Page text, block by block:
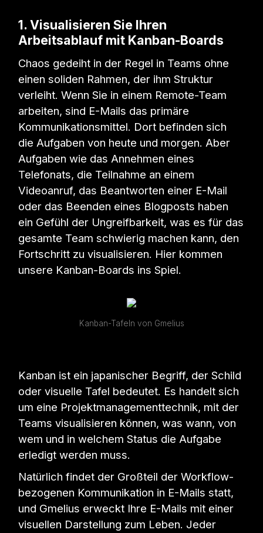
1. Visualisieren Sie Ihren
Arbeitsablauf mit Kanban-Boards
Chaos gedeiht in der Regel in Teams ohne
einen soliden Rahmen, der ihm Struktur
verleiht. Wenn Sie in einem Remote-Team
arbeiten, sind E-Mails das primäre
Kommunikationsmittel. Dort befinden sich
die Aufgaben von heute und morgen. Aber
Aufgaben wie das Annehmen eines
Telefonats, die Teilnahme an einem
Videoanruf, das Beantworten einer E-Mail
oder das Beenden eines Blogposts haben
ein Gefühl der Ungreifbarkeit, was es für das
gesamte Team schwierig machen kann, den
Fortschritt zu visualisieren. Hier kommen
unsere Kanban-Boards ins Spiel.
Kanban-Tafeln von Gmelius
Kanban ist ein japanischer Begriff, der Schild
oder visuelle Tafel bedeutet. Es handelt sich
um eine Projektmanagementtechnik, mit der
Teams visualisieren können, was wann, von
wem und in welchem Status die Aufgabe
erledigt werden muss.
Natürlich findet der Großteil der Workflow-
bezogenen Kommunikation in E-Mails statt,
und Gmelius erweckt Ihre E-Mails mit einer
visuellen Darstellung zum Leben. Jeder